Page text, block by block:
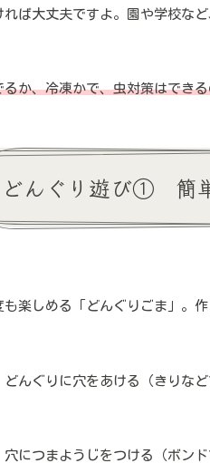
れば大丈夫ですよ。園や学校な
るか、冷凍かで、虫対策はでき
どんぐり遊び① 簡
も楽しめる「どんぐりごま」。作
んぐりに穴をあける（きりなど
につまようじをつける（ボンド